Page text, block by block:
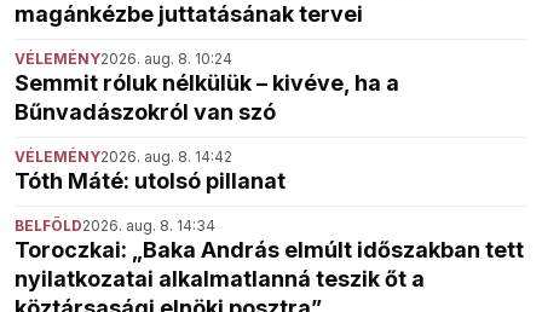
magánkézbe juttatásának tervei
VÉLEMÉNY2026. aug. 8. 10:24
Semmit róluk nélkülük – kivéve, ha a
Bűnvadászokról van szó
VÉLEMÉNY2026. aug. 8. 14:42
Tóth Máté: utolsó pillanat
BELFÖLD2026. aug. 8. 14:34
Toroczkai: „Baka András elmúlt időszakban tett
nyilatkozatai alkalmatlanná teszik őt a